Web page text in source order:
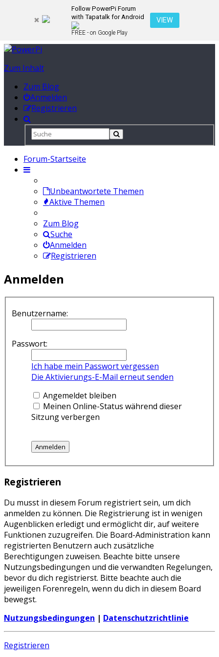
Follow PowerPi Forum
with Tapatalk for Android
FREE - on Google Play
VIEW
Zum Inhalt
Zum Blog
Anmelden
Registrieren
Forum-Startseite
Unbeantwortete Themen
Aktive Themen
Zum Blog
Suche
Anmelden
Registrieren
Anmelden
Benutzername:
Passwort:
Ich habe mein Passwort vergessen
Die Aktivierungs-E-Mail erneut senden
Angemeldet bleiben
Meinen Online-Status während dieser
Sitzung verbergen
Registrieren
Du musst in diesem Forum registriert sein, um dich
anmelden zu können. Die Registrierung ist in wenigen
Augenblicken erledigt und ermöglicht dir, auf weitere
Funktionen zuzugreifen. Die Board-Administration kann
registrierten Benutzern auch zusätzliche
Berechtigungen zuweisen. Beachte bitte unsere
Nutzungsbedingungen und die verwandten Regelungen,
bevor du dich registrierst. Bitte beachte auch die
jeweiligen Forenregeln, wenn du dich in diesem Board
bewegst.
Nutzungsbedingungen | Datenschutzrichtlinie
Registrieren